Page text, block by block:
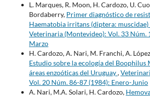
L. Marques, R. Moon, H. Cardozo, U.
Bordaberry, Primer diagnóstico de
Haematobia irritans (diptera: muscidae)
Veterinaria (Montevideo): Vol. 33 Núm.
Marzo
H. Cardozo, A. Nari, M. Franchi, A.
Estudio sobre la ecología del Boophilus
áreas enzoóticas del Uruguay,
Vol. 20 Núm. 86-87 (1984): Enero-Junio
A. Nari, M.A. Solari, H. Cardozo,